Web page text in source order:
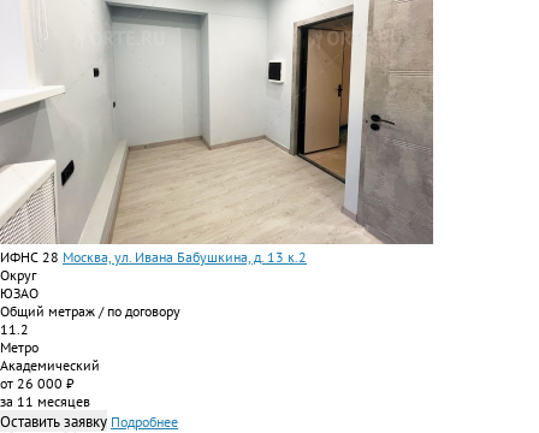
ИФНС 28 Москва, ул. Ивана Бабушкина, д. 13 к.2
Округ
ЮЗАО
Общий метраж / по договору
11.2
Метро
Академический
от 26 000 ₽
за 11 месяцев
Оставить заявку Подробнее